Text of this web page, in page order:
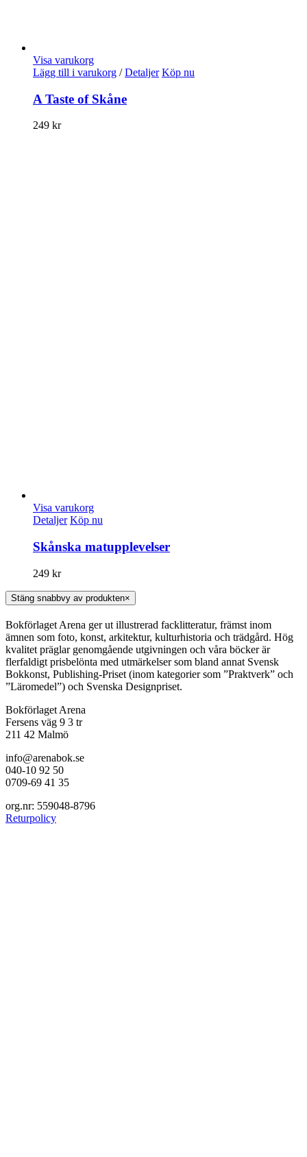
Visa varukorg
Lägg till i varukorg / Detaljer Köp nu
A Taste of Skåne
249 kr
Visa varukorg
Detaljer Köp nu
Skånska matupplevelser
249 kr
Stäng snabbvy av produkten×
Bokförlaget Arena ger ut illustrerad facklitteratur, främst inom
ämnen som foto, konst, arkitektur, kulturhistoria och trädgård. Hög
kvalitet präglar genomgående utgivningen och våra böcker är
flerfaldigt prisbelönta med utmärkelser som bland annat Svensk
Bokkonst, Publishing-Priset (inom kategorier som ”Praktverk” och
”Läromedel”) och Svenska Designpriset.
Bokförlaget Arena
Fersens väg 9 3 tr
211 42 Malmö
info@arenabok.se
040-10 92 50
0709-69 41 35
org.nr: 559048-8796
Returpolicy